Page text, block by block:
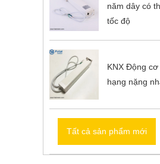
năm dây có
tốc độ
KNX Động
hạng nặng
Tất cả sản phẩm mới